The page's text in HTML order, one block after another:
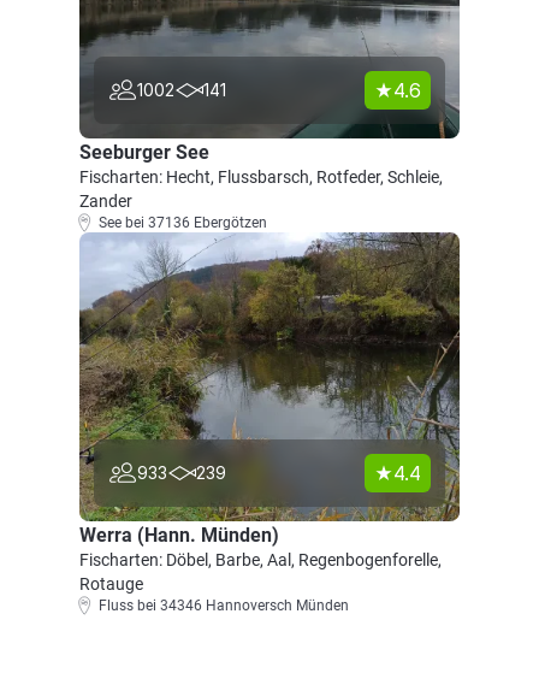
1002 141 4.6
Seeburger See
Fischarten: Hecht, Flussbarsch, Rotfeder, Schleie,
Zander
See bei 37136 Ebergötzen
933 239 4.4
Werra (Hann. Münden)
Fischarten: Döbel, Barbe, Aal, Regenbogenforelle,
Rotauge
Fluss bei 34346 Hannoversch Münden